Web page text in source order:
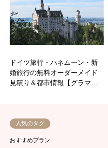
ドイツ旅行・ハネムーン・新
婚旅行の無料オーダーメイド
見積り＆都市情報【グラマ…
人気のタグ
おすすめプラン